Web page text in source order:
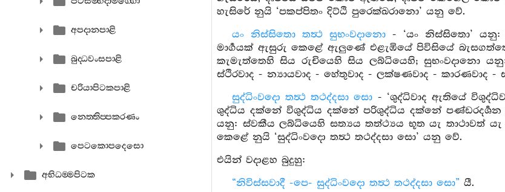
අපදානපාළි
බුද‍්ධවංසපාළි
චරියාපිටකපාළි
නෙත‍්තිප‍්පකරණං
පෙටකොපදෙසො
අභිධම‍්මපිටක
හැසිරේ නුයි ‘පකප්පිතං දිට්ඨි පුරෙක්ඛරානො’ යනු වේ.
යං නිස්සිතො තත්‍ථ සුභංවදානො- ‘යං නිස්සිතො’ යනු:
මාර්‍ගයක් ඇසුරු කෙළේ ඇලුණේ එළැඹියේ පිවිසියේ
කැමැත්තෙහි සිය රුචියෙහි සිය ලබ්ධියෙහි; සුභංවදානො
ස්ථිරවාද - න්‍යායවාද - හේතුවාද - ලක්ෂණවාද -
සුද්ධිංවදො තත්‍ථ තථද්දසා සො - ‘ශුද්ධිවාද ඇතියේ
ශුද්ධිය දක්නේ විශුද්ධිය දක්නේ පරිශුද්ධිය දක්නේ පණ්ඩරදර්‍ශන
යනු: ස්වකීය ලබ්ධියෙහි සත්‍යය තත්ථ්‍යය භූත යැ තාථාවත් යැ
කෙළේ නුයි ‘සුද්ධිංවදො තත්‍ථ තථද්දසා සො’ යනු වේ.
එයින් වදාළහ බුදුහු:
“නිවිස්සවාදී -පෙ- සුද්ධිංවදො තත්‍ථ තථද්දසා සො” යී.